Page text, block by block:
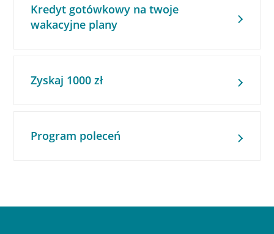
Kredyt gotówkowy na twoje
wakacyjne plany
Zyskaj 1000 zł
Program poleceń